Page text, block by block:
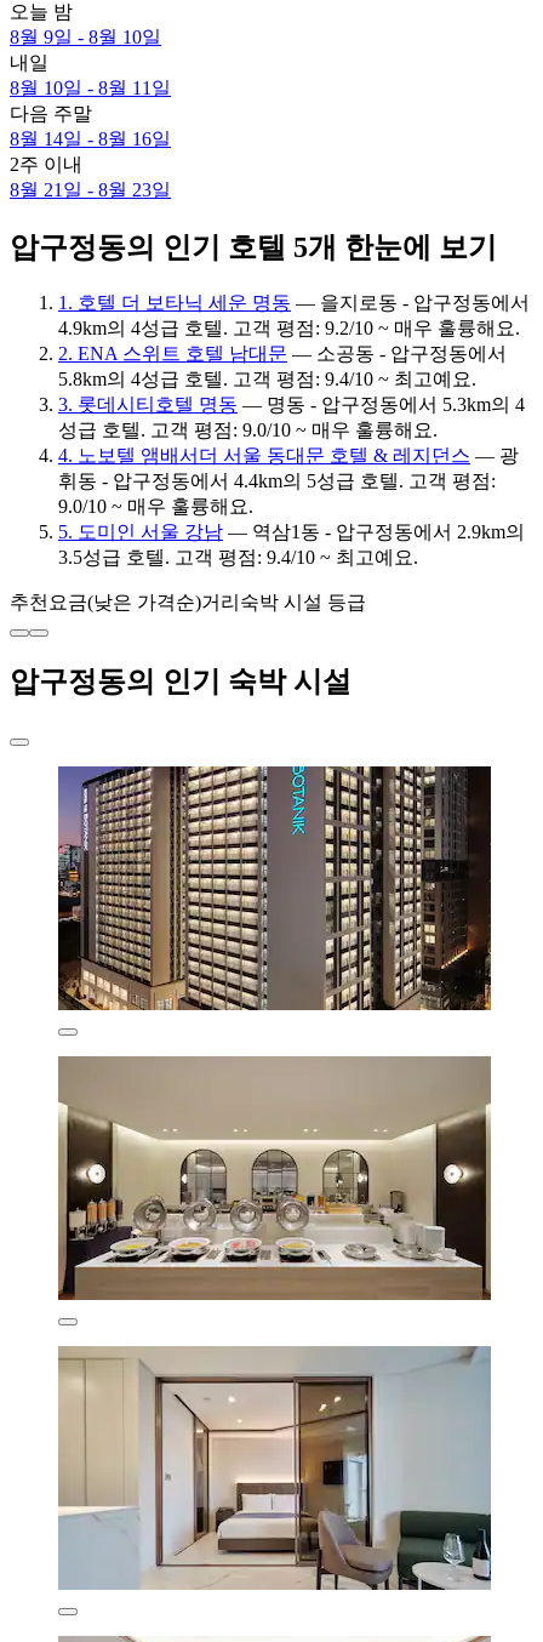
오늘 밤
8월 9일 - 8월 10일
내일
8월 10일 - 8월 11일
다음 주말
8월 14일 - 8월 16일
2주 이내
8월 21일 - 8월 23일
압구정동의 인기 호텔 5개 한눈에 보기
1. 호텔 더 보타닉 세운 명동 — 을지로동 - 압구정동에서
4.9km의 4성급 호텔. 고객 평점: 9.2/10 ~ 매우 훌륭해요.
2. ENA 스위트 호텔 남대문 — 소공동 - 압구정동에서
5.8km의 4성급 호텔. 고객 평점: 9.4/10 ~ 최고예요.
3. 롯데시티호텔 명동 — 명동 - 압구정동에서 5.3km의 4
성급 호텔. 고객 평점: 9.0/10 ~ 매우 훌륭해요.
4. 노보텔 앰배서더 서울 동대문 호텔 & 레지던스 — 광
휘동 - 압구정동에서 4.4km의 5성급 호텔. 고객 평점:
9.0/10 ~ 매우 훌륭해요.
5. 도미인 서울 강남 — 역삼1동 - 압구정동에서 2.9km의
3.5성급 호텔. 고객 평점: 9.4/10 ~ 최고예요.
추천 요금(낮은 가격순)거리 숙박 시설 등급
압구정동의 인기 숙박 시설